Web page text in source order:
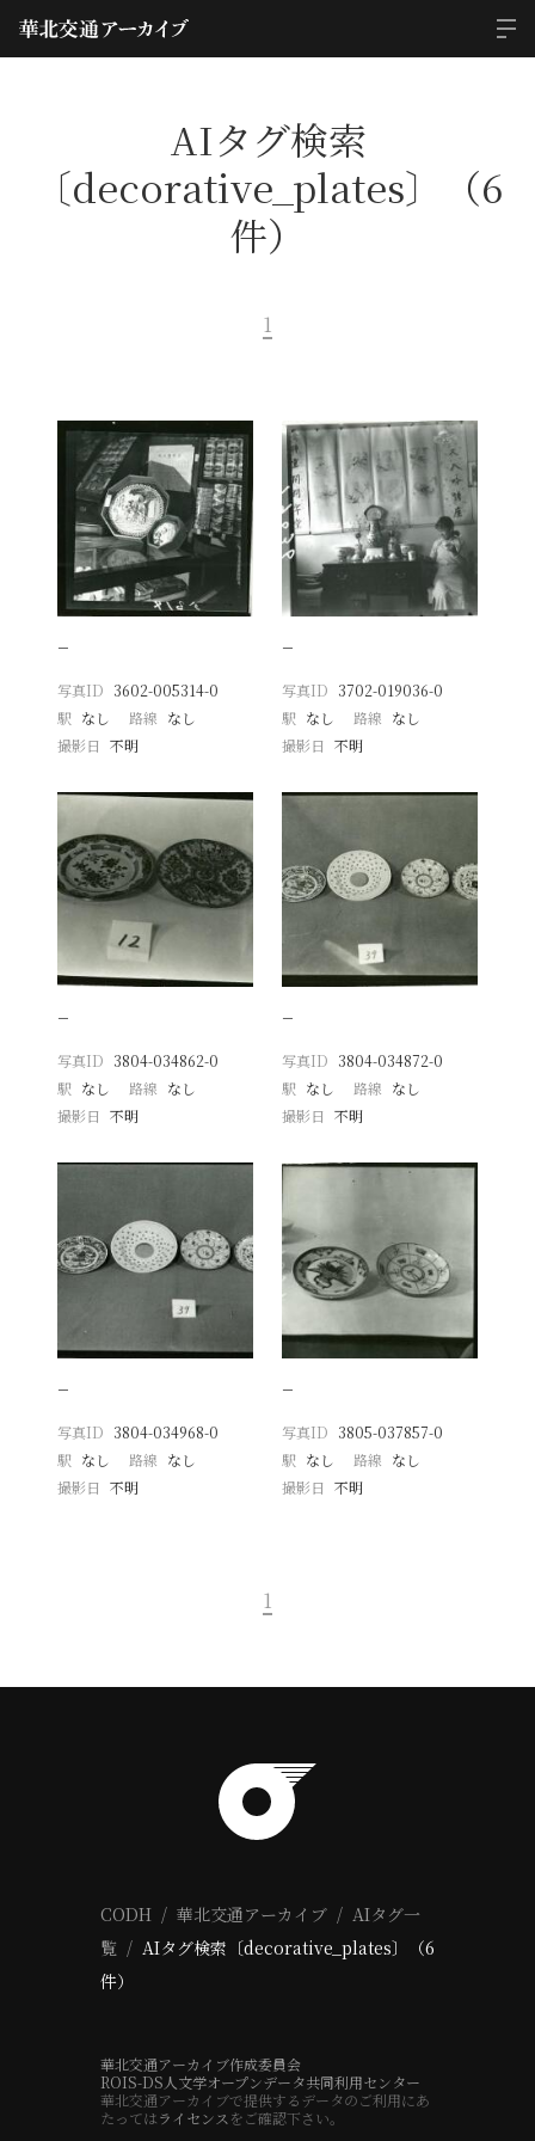
AIタグ検索
〔decorative_plates〕（6
件）
1
−
写真ID 3602-005314-0
駅 なし 路線 なし
撮影日
不明
−
写真ID 3702-019036-0
駅 なし 路線 なし
撮影日 不明
−
写真ID 3804-034862-0
駅 なし 路線 なし
撮影日
不明
−
写真ID 3804-034872-0
駅 なし 路線 なし
撮影日 不明
−
写真ID 3804-034968-0
駅 なし 路線 なし
撮影日
不明
−
写真ID 3805-037857-0
駅 なし 路線 なし
撮影日 不明
1
CODH 華北交通アーカイブ
AIタグ一
覧
AIタグ検索〔decorative_plates〕（6
件）
華北交通アーカイブ作成委員会
ROIS-DS人文学オープンデータ共同利用センター
華北交通アーカイブで提供するデータのご利用にあ
たってはライセンス をご確認下さい。